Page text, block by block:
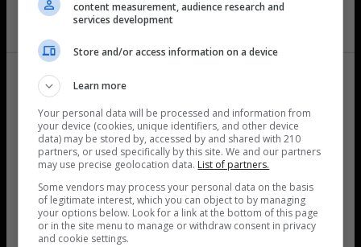
of their services.
Necessary
Preferences
Statistics
Marketing
ストリートファイター
家庭用ゲーム機
JP｜対戦格闘
Street Fighter II:
The World Warrior
家庭用ゲーム機
EN｜対戦格闘
ン利用規約」および「プライバシーポリシー」への同
意が必要です。
利用規約およびプライバシーポリシーをすべてお読み
いただいたうえで、同意にチェックを入れて「カプコ
ンタウンで遊ぶ」ボタンを押して次に進んでくださ
カプコンタウン利用規約 に同意する
プライバシーポリシー に同意する
カプコンタウンで遊ぶ
規約およびプライバシーポリシーに同意いただけない
content measurement, audience research and
services development
Store and/or access information on a device
Learn more
Your personal data will be processed and information from
your device (cookies, unique identifiers, and other device
data) may be stored by, accessed by and shared with 210
partners, or used specifically by this site. We and our partners
may use precise geolocation data. List of partners.
Some vendors may process your personal data on the basis
of legitimate interest, which you can object to by managing
your options below. Look for a link at the bottom of this page
or in the site menu to manage or withdraw consent in privacy
and cookie settings.